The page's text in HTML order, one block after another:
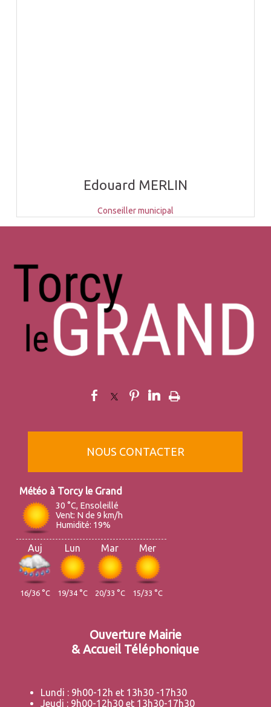
Edouard MERLIN
Conseiller municipal
NOUS CONTACTER
Torcy le Grand
30 °C, Ensoleillé
Vent: N de 9 km/h
Humidité: 19%
Auj
16/36 °C
Lun
19/34 °C
Mar
20/33 °C
Mer
15/33 °C
Ouverture Mairie
& Accueil Téléphonique
Lundi : 9h00-12h et 13h30 -17h30
Jeudi : 9h00-12h30 et 13h30-17h30